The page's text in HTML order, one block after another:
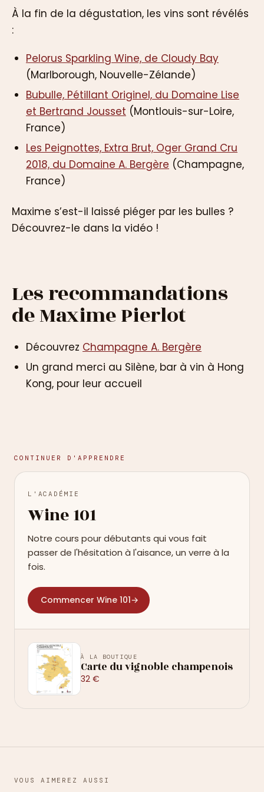
À la fin de la dégustation, les vins sont révélés
:
Pelorus Sparkling Wine, de Cloudy Bay
(Marlborough, Nouvelle-Zélande)
Bubulle, Pétillant Originel, du Domaine Lise
et Bertrand Jousset (Montlouis-sur-Loire,
France)
Les Peignottes, Extra Brut, Oger Grand Cru
2018, du Domaine A. Bergère (Champagne,
France)
Maxime s’est-il laissé piéger par les bulles ?
Découvrez-le dans la vidéo !
Les recommandations
de Maxime Pierlot
Découvrez Champagne A. Bergère
Un grand merci au Silène, bar à vin à Hong
Kong, pour leur accueil
CONTINUER D'APPRENDRE
L'ACADÉMIE
Wine 101
Notre cours pour débutants qui vous fait
passer de l'hésitation à l'aisance, un verre à la
fois.
Commencer Wine 101→
À LA BOUTIQUE
Carte du vignoble champenois
32 €
VOUS AIMEREZ AUSSI